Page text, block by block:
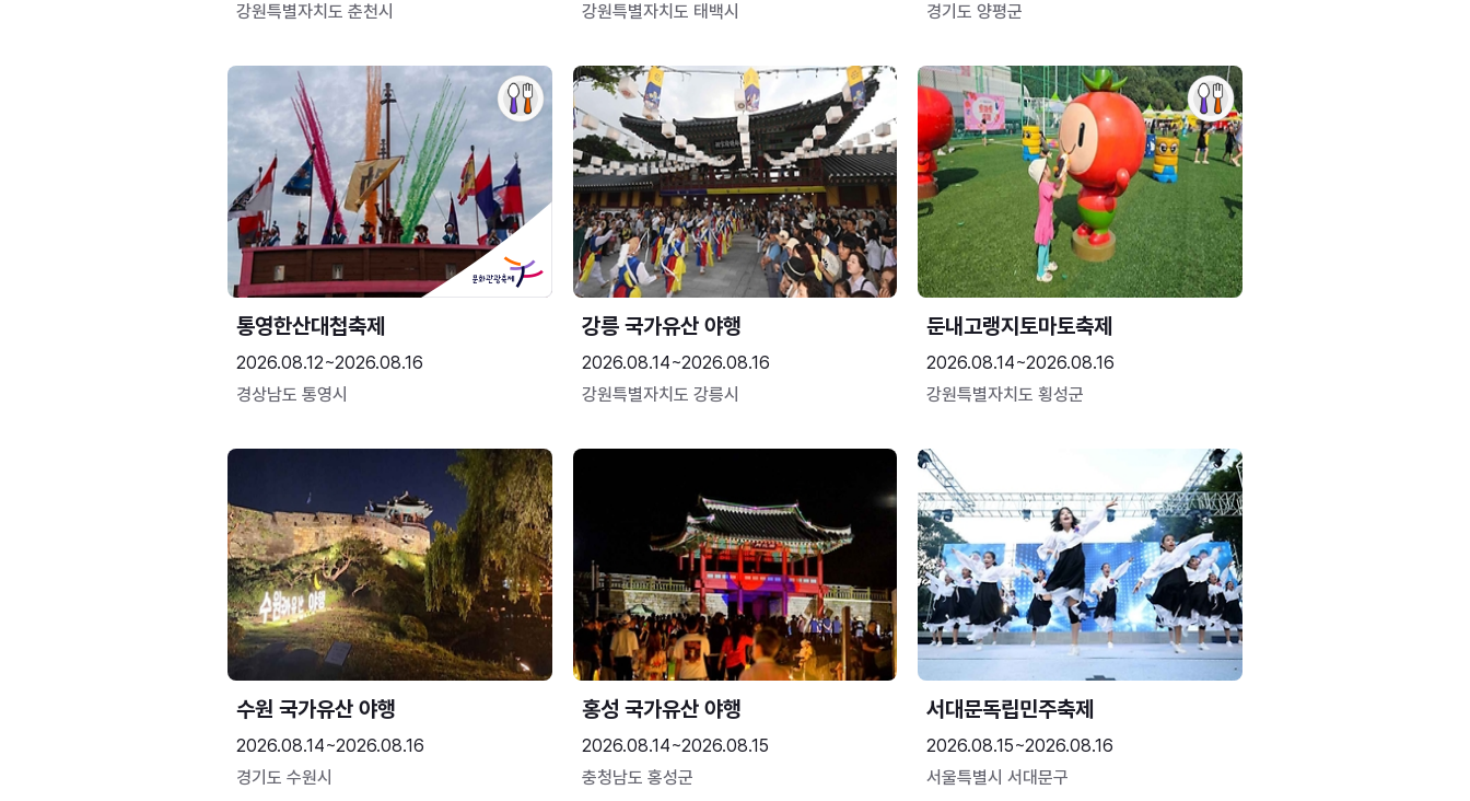
강원특별자치도 춘천시
강원특별자치도 태백시
경기도 양평군
통영한산대첩축제
2026.08.12~2026.08.16
경상남도 통영시
강릉 국가유산 야행
2026.08.14~2026.08.16
강원특별자치도 강릉시
둔내고랭지토마토축제
2026.08.14~2026.08.16
강원특별자치도 횡성군
수원 국가유산 야행
2026.08.14~2026.08.16
경기도 수원시
홍성 국가유산 야행
2026.08.14~2026.08.15
충청남도 홍성군
서대문독립민주축제
2026.08.15~2026.08.16
서울특별시 서대문구